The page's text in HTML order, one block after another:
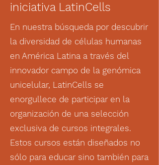
iniciativa LatinCells
En nuestra búsqueda por descubrir
la diversidad de células humanas
en América Latina a través del
innovador campo de la genómica
unicelular, LatinCells se
enorgullece de participar en la
organización de una selección
exclusiva de cursos integrales.
Estos cursos están diseñados no
sólo para educar sino también para